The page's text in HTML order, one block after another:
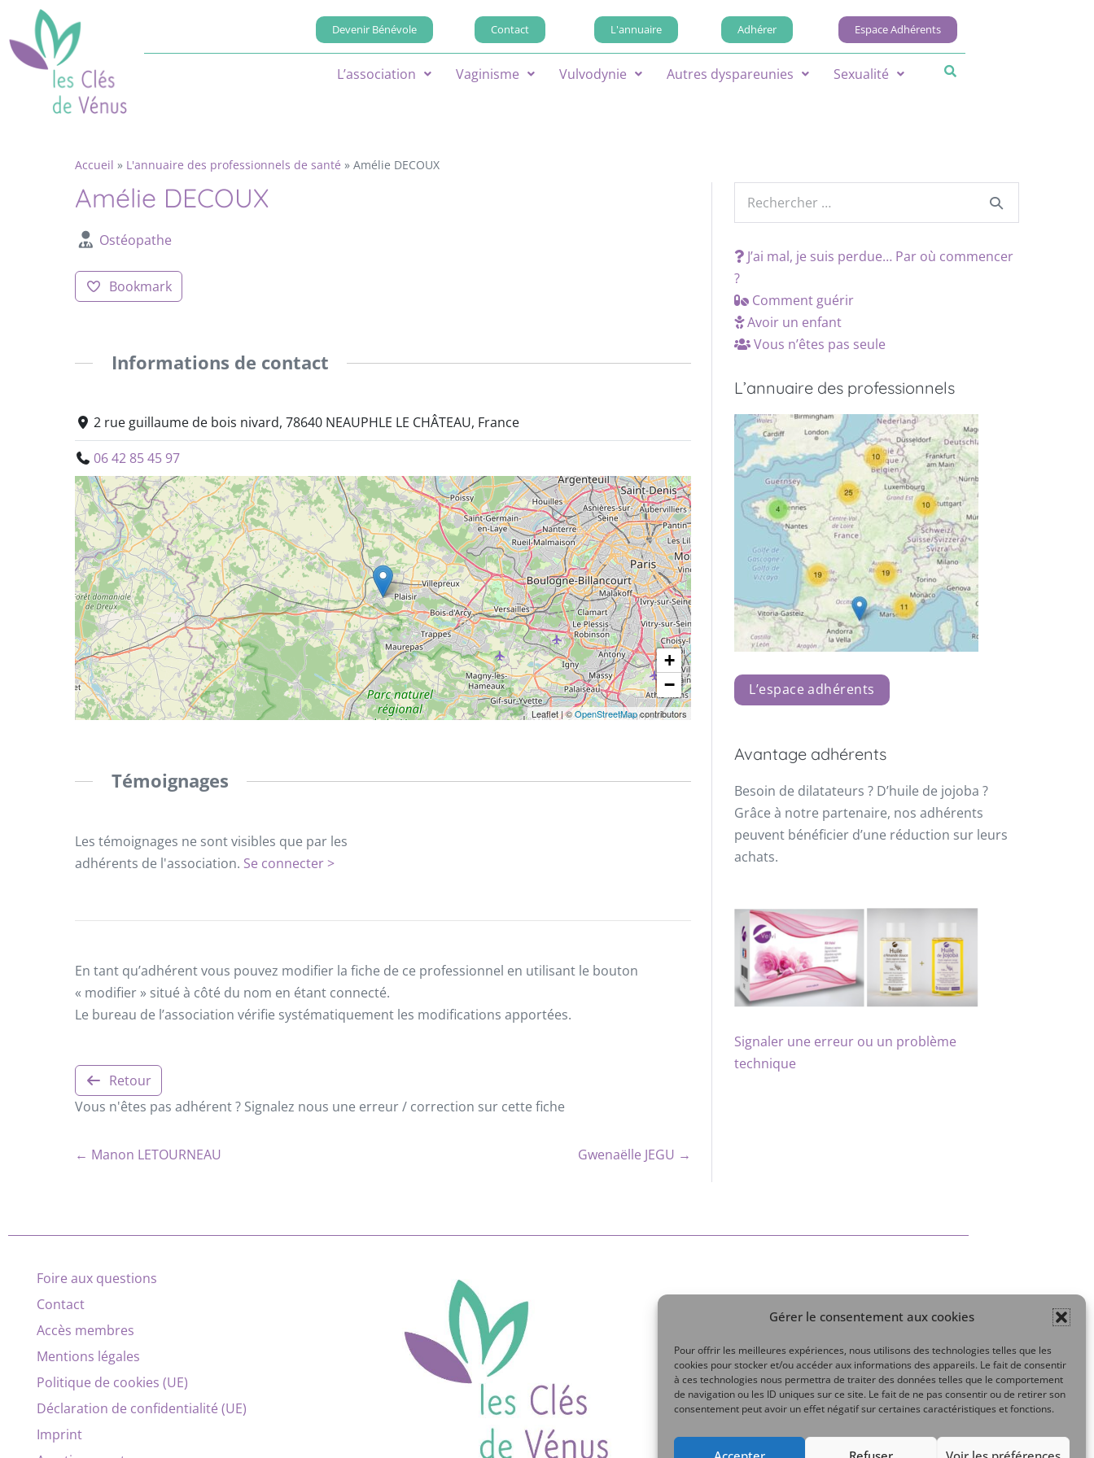
Gérer le consentement aux cookies
Pour offrir les meilleures expériences, nous utilisons des technologies telles que les
cookies pour stocker et/ou accéder aux informations des appareils. Le fait de consentir
à ces technologies nous permettra de traiter des données telles que le comportement
de navigation ou les ID uniques sur ce site. Le fait de ne pas consentir ou de retirer son
consentement peut avoir un effet négatif sur certaines caractéristiques et fonctions.
Devenir Bénévole Contact L'annuaire Adhérer Espace Adhérents
L’association Vaginisme Vulvodynie Autres dyspareunies Sexualité
Accueil » L'annuaire des professionnels de santé » Amélie DECOUX
Amélie DECOUX
Ostéopathe
Bookmark
Informations de contact
2 rue guillaume de bois nivard, 78640 NEAUPHLE LE CHÂTEAU, France
06 42 85 45 97
+
−
Leaflet|©OpenStreetMapcontributors
Témoignages
Les témoignages ne sont visibles que par les
adhérents de l'association. Se connecter >
En tant qu’adhérent vous pouvez modifier la fiche de ce professionnel en utilisant le bouton
« modifier » situé à côté du nom en étant connecté.
Le bureau de l’association vérifie systématiquement les modifications apportées.
Retour
Vous n'êtes pas adhérent ? Signalez nous une erreur / correction sur cette fiche
← Manon LETOURNEAU Gwenaëlle JEGU →
J’ai mal, je suis perdue… Par où commencer
?
Comment guérir
Avoir un enfant
Vous n’êtes pas seule
L’annuaire des professionnels
L’espace adhérents
Avantage adhérents
Besoin de dilatateurs ? D’huile de jojoba ?
Grâce à notre partenaire, nos adhérents
peuvent bénéficier d’une réduction sur leurs
achats.
Signaler une erreur ou un problème
technique
Foire aux questions
Contact
Accès membres
Mentions légales
Politique de cookies (UE)
Déclaration de confidentialité (UE)
Imprint
Mon compte